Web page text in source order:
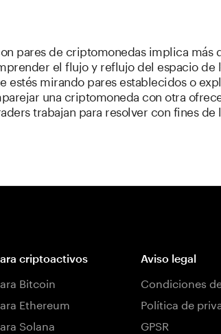
pares de criptomonedas implica más
el flujo y reflujo del espacio de
estés mirando pares establecidos o
una criptomoneda con otra
trabajan para resolver con fines de
criptoactivos
Bitcoin
Ethereum
Solana
Aviso legal
Condiciones
Política de
GPSR